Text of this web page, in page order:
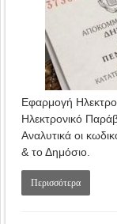
Εφαρμογή
Ηλεκτρονικό
Αναλυτικά οι
& το Δημόσιο.
Περισσότερα